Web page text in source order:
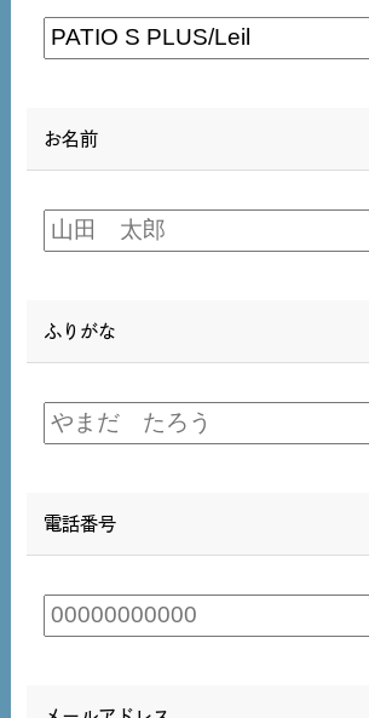
お名前
ふりがな
電話番号